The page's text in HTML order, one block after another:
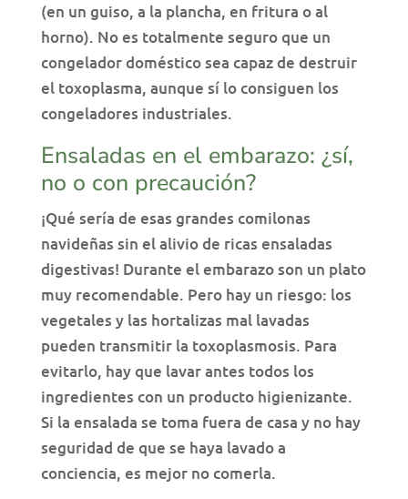
(en un guiso, a la plancha, en fritura o al
horno). No es totalmente seguro que un
congelador doméstico sea capaz de destruir
el toxoplasma, aunque sí lo consiguen los
congeladores industriales.
Ensaladas en el embarazo: ¿sí,
no o con precaución?
¡Qué sería de esas grandes comilonas
navideñas sin el alivio de ricas ensaladas
digestivas! Durante el embarazo son un plato
muy recomendable. Pero hay un riesgo: los
vegetales y las hortalizas mal lavadas
pueden transmitir la toxoplasmosis. Para
evitarlo, hay que lavar antes todos los
ingredientes con un producto higienizante.
Si la ensalada se toma fuera de casa y no hay
seguridad de que se haya lavado a
conciencia, es mejor no comerla.